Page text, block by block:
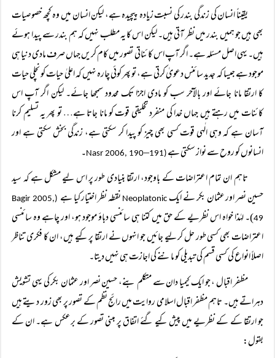
یقیناً انسان کی زندگی بندر کی نسبت زیادہ پیچیدہ ہے، لیکن انسان میں وہ کچھ خصوصیات
بھی ہیں جو ہمیں بندر میں نظر آتی ہیں۔ لیکن اس کا یہ مطلب نہیں کہ ہم بندر سے پیدا ہوئے
ہیں۔ یہی اصل مسئلہ ہے۔ اگر آپ اس کائناتی تصور میں کام کریں جہاں صرف مادی دنیا ہی
موجود ہے جیسا کہ جدید سائنس دعویٰ کرتی ہے، تو پھر کوئی چارہ نہیں کہ اعلیٰ حیات کو نچلی حیات
کا ارتقا مانا جائے اور بالآخر سب کو مادی اجزا تک محدود سمجھا جائے۔ لیکن اگر آپ اس
کائنات میں رہتے ہیں جہاں خدا کی منفرد تخلیقی قوت کو مانا جاتا ہے… تو پھر یہ تسلیم کرنا
آسان ہے کہ وہی الٰہی قوت کسی بھی چیز کو پیدا کر سکتی ہے، زندگی بخش سکتی ہے اور
انسانوں کو روح سے نواز سکتی ہے(Nasr 2006, 190
–191
۔
تاہم ان تمام اعتراضات کے باوجود، ارتقا بنیادی طور پر اس لیے مشکل ہے کہ سید
حسین نصر اور عثمان بکر نے ایک Neoplatonic نقطہ نظر اختیار کیا ہے (
Bagir 2005,
49)۔ لہٰذا خواہ اس نظریے کے حق میں کتنا ہی سائنسی دباؤ موجود ہو، اور چاہے وہ سائنسی
اعتراضات بھی کسی طور حل کر لیے جائیں جو انہوں نے ارتقا پر کیے ہیں، ان کا فکری تناظر
اصلاً انواع کی کسی قسم کی تبدیلی کو ماننے کی اجازت ہی نہیں دیتا۔
مظفر اقبال ، جو ایک کیمیا دان سے متکلم بنے، حسین نصر اور عثمان بکر کی یہی تشویش
دہراتے ہیں۔ تاہم مظفر اقبال اسلامی روایت میں رائج نظم کے تصور پر بھی زور دیتے ہیں
جو ارتقا کے کے نظریے میں پیش کیے گئے اتفاق پر مبنی تصور کے برعکس ہے۔ ان کے
بقول: